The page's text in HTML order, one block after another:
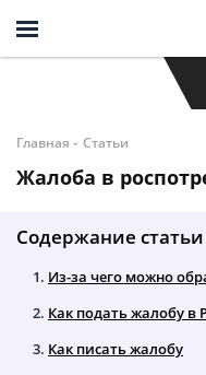
Главная - Статьи
Жалоба в
Содержание статьи
Из-за чего можно
Как подать жалобу в
Как писать жалобу